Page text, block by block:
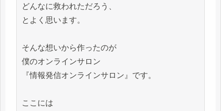
どんなに救われただろう、
とよく思います。
そんな想いから作ったのが
僕のオンラインサロン
『情報発信オンラインサロン』です。
ここには